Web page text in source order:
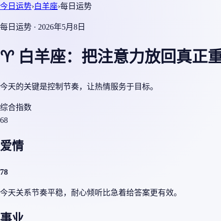
今日运势›白羊座›每日运势
每日运势 · 2026年5月8日
♈ 白羊座：把注意力放回真正
今天的关键是控制节奏，让热情服务于目标。
综合指数
68
爱情
78
今天关系节奏平稳，耐心倾听比急着给答案更有效。
事业